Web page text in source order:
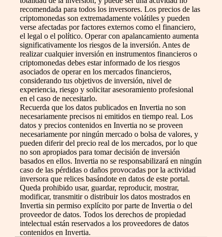
recomendada para todos los inversores. Los precios de las
criptomonedas son extremadamente volátiles y pueden
verse afectadas por factores externos como el financiero,
el legal o el político. Operar con apalancamiento aumenta
significativamente los riesgos de la inversión. Antes de
realizar cualquier inversión en instrumentos financieros o
criptomonedas debes estar informado de los riesgos
asociados de operar en los mercados financieros,
considerando tus objetivos de inversión, nivel de
experiencia, riesgo y solicitar asesoramiento profesional
en el caso de necesitarlo.
Recuerda que los datos publicados en Invertia no son
necesariamente precisos ni emitidos en tiempo real. Los
datos y precios contenidos en Invertia no se proveen
necesariamente por ningún mercado o bolsa de valores, y
pueden diferir del precio real de los mercados, por lo que
no son apropiados para tomar decisión de inversión
basados en ellos. Invertia no se responsabilizará en ningún
caso de las pérdidas o daños provocadas por la actividad
inversora que relices basándote en datos de este portal.
Queda prohibido usar, guardar, reproducir, mostrar,
modificar, transmitir o distribuir los datos mostrados en
Invertia sin permiso explícito por parte de Invertia o del
proveedor de datos. Todos los derechos de propiedad
intelectual están reservados a los proveedores de datos
contenidos en Invertia.